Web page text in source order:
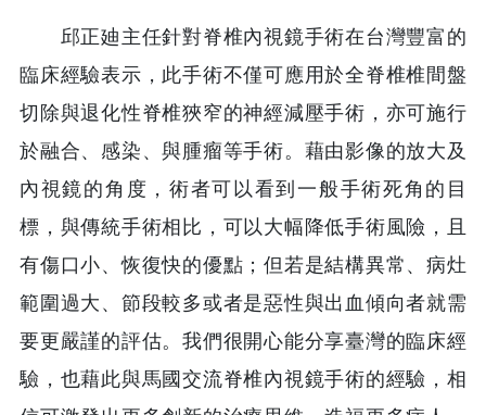
邱正廸主任針對脊椎內視鏡手術在台灣豐富的
臨床經驗表示，此手術不僅可應用於全脊椎椎間盤
切除與退化性脊椎狹窄的神經減壓手術，亦可施行
於融合、感染、與腫瘤等手術。藉由影像的放大及
內視鏡的角度，術者可以看到一般手術死角的目
標，與傳統手術相比，可以大幅降低手術風險，且
有傷口小、恢復快的優點；但若是結構異常、病灶
範圍過大、節段較多或者是惡性與出血傾向者就需
要更嚴謹的評估。我們很開心能分享臺灣的臨床經
驗，也藉此與馬國交流脊椎內視鏡手術的經驗，相